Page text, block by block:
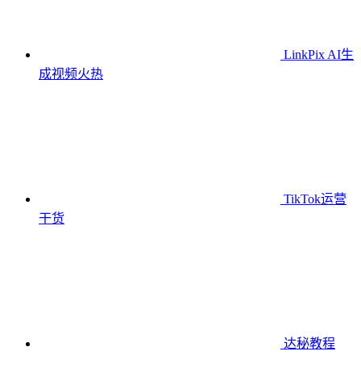
LinkPix AI生
成视频火热
TikTok运营
干货
达秘教程